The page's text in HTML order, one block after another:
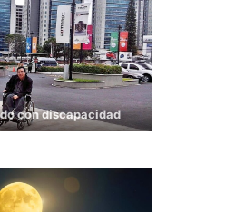
con discapacidad